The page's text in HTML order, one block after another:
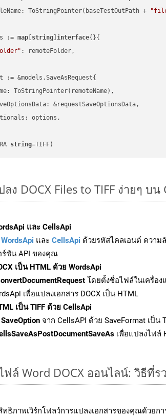
ToStringPointer(baseTestOutPath +
:= map string ]interface{}{
: remoteFolder,
:= &models.SaveAsRequest{
ToStringPointer(remoteName),
&requestSaveOptionsData,
options,
string=TIFF)
ง DOCX Files to TIFF ง่ายๆ บน
และ CellsApi
WordsApi และ CellsApi ด้วยรหัสไคลเอนต์ ความ
ร์ชัน API ของคุณ
เป็น HTML ด้วย WordsApi
โดยตั้งชื่อไฟล์ในเครื่อ
เพื่อแปลงเอกสาร DOCX เป็น HTML
เป็น TIFF ด้วย CellsApi
SaveOption จาก CellsAPI ด้วย SaveFormat เป็น
เพื่อแปลงไฟล์
ฟล์ Word DOCX ออนไลน์: วิธีที่ร
ทธิภาพเวิร์กโฟลว์การแปลงเอกสารของคุณด้วยกา